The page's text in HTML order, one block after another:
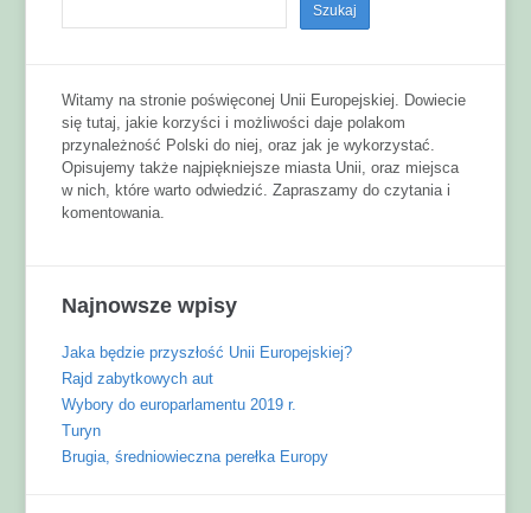
Witamy na stronie poświęconej Unii Europejskiej. Dowiecie
się tutaj, jakie korzyści i możliwości daje polakom
przynależność Polski do niej, oraz jak je wykorzystać.
Opisujemy także najpiękniejsze miasta Unii, oraz miejsca
w nich, które warto odwiedzić. Zapraszamy do czytania i
komentowania.
Najnowsze wpisy
Jaka będzie przyszłość Unii Europejskiej?
Rajd zabytkowych aut
Wybory do europarlamentu 2019 r.
Turyn
Brugia, średniowieczna perełka Europy